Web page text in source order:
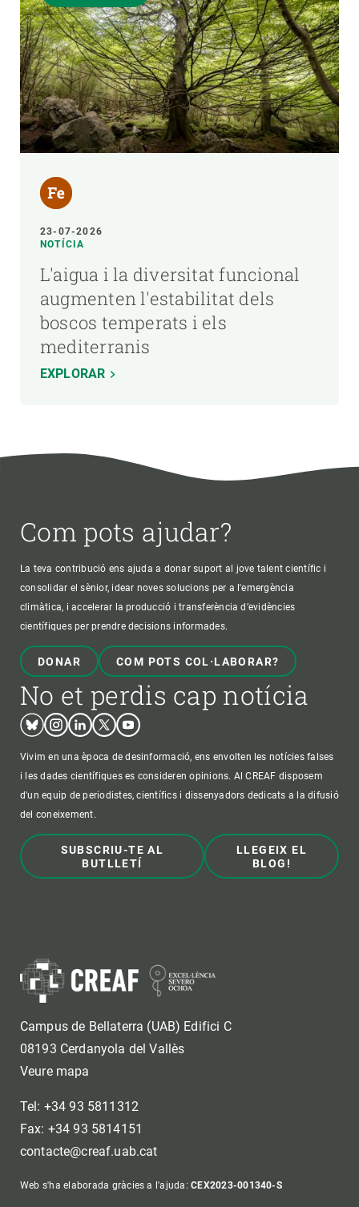
23-07-2026
NOTÍCIA
L'aigua i la diversitat funcional
augmenten l'estabilitat dels
boscos temperats i els
mediterranis
EXPLORAR
Com pots ajudar?
La teva contribució ens ajuda a donar suport al jove talent científic i
consolidar el sènior, idear noves solucions per a l'emergència
climàtica, i accelerar la producció i transferència d’evidències
científiques per prendre decisions informades.
DONAR COM POTS COL·LABORAR?
No et perdis cap notícia
BlueskyInstagram
LinkedinTwitterYoutube
Vivim en una època de desinformació, ens envolten les notícies falses
i les dades científiques es consideren opinions. Al CREAF disposem
d'un equip de periodistes, científics i dissenyadors dedicats a la difusió
del coneixement.
SUBSCRIU-TE AL
BUTLLETÍ
LLEGEIX EL
BLOG!
Campus de Bellaterra (UAB) Edifici C
08193 Cerdanyola del Vallès
Veure mapa
Tel: +34 93 5811312
Fax: +34 93 5814151
contacte@creaf.uab.cat
Web s'ha elaborada gràcies a l'ajuda:CEX2023-001340-S